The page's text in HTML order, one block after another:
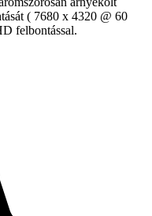
( 7680 x 4320 @ 60
felbontással.